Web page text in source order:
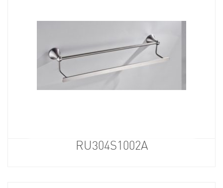
RU304S1002A